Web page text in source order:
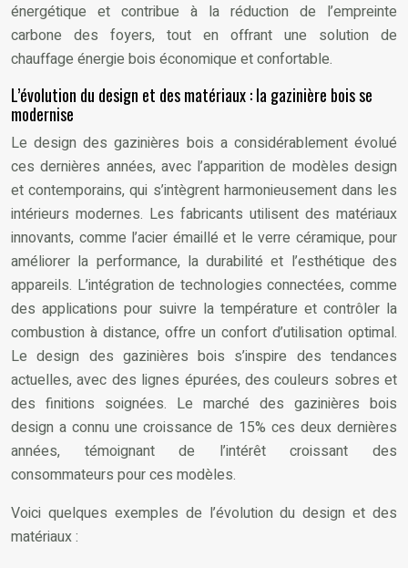
énergétique et contribue à la réduction de l’empreinte
carbone des foyers, tout en offrant une solution de
chauffage énergie bois économique et confortable.
L’évolution du design et des matériaux : la gazinière bois se
modernise
Le design des gazinières bois a considérablement évolué
ces dernières années, avec l’apparition de modèles design
et contemporains, qui s’intègrent harmonieusement dans les
intérieurs modernes. Les fabricants utilisent des matériaux
innovants, comme l’acier émaillé et le verre céramique, pour
améliorer la performance, la durabilité et l’esthétique des
appareils. L’intégration de technologies connectées, comme
des applications pour suivre la température et contrôler la
combustion à distance, offre un confort d’utilisation optimal.
Le design des gazinières bois s’inspire des tendances
actuelles, avec des lignes épurées, des couleurs sobres et
des finitions soignées. Le marché des gazinières bois
design a connu une croissance de 15% ces deux dernières
années, témoignant de l’intérêt croissant des
consommateurs pour ces modèles.
Voici quelques exemples de l’évolution du design et des
matériaux :